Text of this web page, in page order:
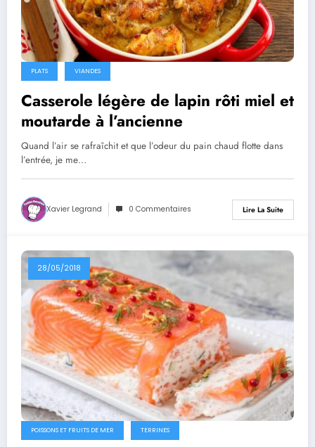
PLATS VIANDES
Casserole légère de lapin rôti miel et
moutarde à l’ancienne
Quand l’air se rafraîchit et que l’odeur du pain chaud flotte dans
l’entrée, je me…
Xavier Legrand 0 Commentaires Lire La Suite
28/05/2018
POISSONS ET FRUITS DE MER TERRINES